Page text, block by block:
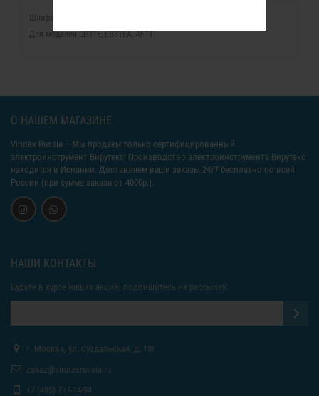
Шлифовальная лента, 690x100, P 50.
Для моделей LB31E, LB31EA, AF11
О НАШЕМ МАГАЗИНЕ
Virutex Russia – Мы продаем только сертифицированный
электроинструмент Вирутекс! Производство электроинструмента Вирутекс
находится в Испании. Доставляем ваши заказы 24/7 бесплатно по всей
России (при сумме заказа от 4000р.).
НАШИ КОНТАКТЫ
Будьте в курсе наших акций, подпишитесь на рассылку:
г. Москва, ул. Суздальская, д. 18г
zakaz@virutexrussia.ru
+7 (495) 777-14-94